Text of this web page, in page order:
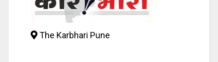
The Karbhari Pune